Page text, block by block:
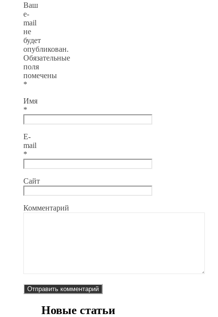
Ваш
e-
mail
не
будет
опубликован.
Обязательные
поля
помечены
*
Имя
*
E-
mail
*
Сайт
Комментарий
Новые статьи